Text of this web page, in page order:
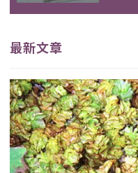
最新文章